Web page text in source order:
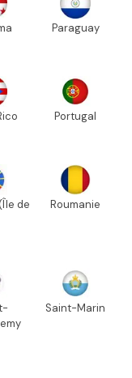
Paraguay
Portugal
de
Roumanie
Saint-Marin